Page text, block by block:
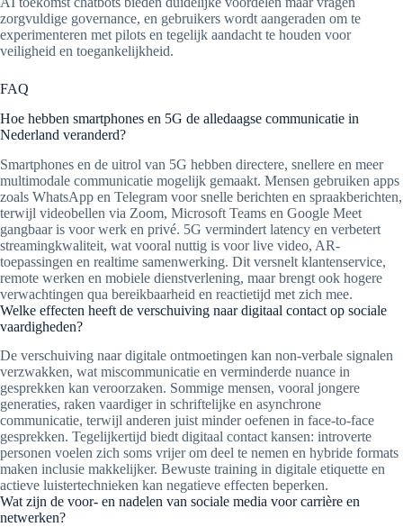
zorgvuldige governance, en gebruikers wordt aangeraden om te
experimenteren met pilots en tegelijk aandacht te houden voor
veiligheid en toegankelijkheid.
FAQ
Hoe hebben smartphones en 5G de alledaagse communicatie in
Nederland veranderd?
Smartphones en de uitrol van 5G hebben directere, snellere en meer
multimodale communicatie mogelijk gemaakt. Mensen gebruiken apps
zoals WhatsApp en Telegram voor snelle berichten en spraakberichten,
terwijl videobellen via Zoom, Microsoft Teams en Google Meet
gangbaar is voor werk en privé. 5G vermindert latency en verbetert
streamingkwaliteit, wat vooral nuttig is voor live video, AR-
toepassingen en realtime samenwerking. Dit versnelt klantenservice,
remote werken en mobiele dienstverlening, maar brengt ook hogere
verwachtingen qua bereikbaarheid en reactietijd met zich mee.
Welke effecten heeft de verschuiving naar digitaal contact op sociale
vaardigheden?
De verschuiving naar digitale ontmoetingen kan non-verbale signalen
verzwakken, wat miscommunicatie en verminderde nuance in
gesprekken kan veroorzaken. Sommige mensen, vooral jongere
generaties, raken vaardiger in schriftelijke en asynchrone
communicatie, terwijl anderen juist minder oefenen in face-to-face
gesprekken. Tegelijkertijd biedt digitaal contact kansen: introverte
personen voelen zich soms vrijer om deel te nemen en hybride formats
maken inclusie makkelijker. Bewuste training in digitale etiquette en
actieve luistertechnieken kan negatieve effecten beperken.
Wat zijn de voor- en nadelen van sociale media voor carrière en
netwerken?